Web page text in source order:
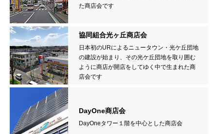
た商店会です
協同組合光ヶ丘商店会
日本初のURによるニュータウン・光ケ丘団地
の建設が始まり、その光ケ丘団地を取り囲む
ように商店が開店をしてゆく中で生まれた商
店会です
DayOne商店会
DayOneタワー１階を中心とした商店会